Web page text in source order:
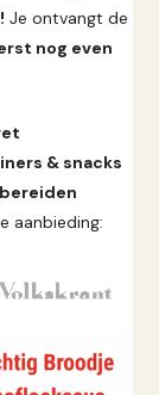
Je ontvangt de
nog even
& snacks
aanbieding: